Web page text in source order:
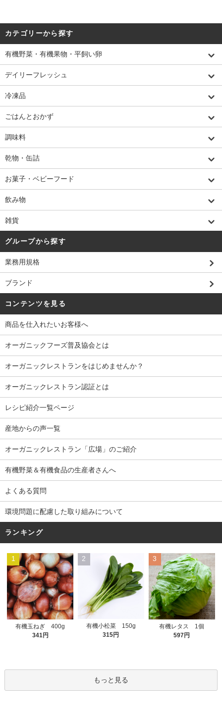
カテゴリーから探す
有機野菜・有機果物・平飼い卵
デイリーフレッシュ
冷凍品
ごはんとおかず
調味料
乾物・缶詰
お菓子・ベビーフード
飲み物
雑貨
グループから探す
業務用規格
ブランド
コンテンツを見る
商品を仕入れたいお客様へ
オーガニックフーズ普及協会とは
オーガニックレストランをはじめませんか？
オーガニックレストラン認証とは
レシピ紹介一覧ページ
産地からの声一覧
オーガニックレストラン「広場」のご紹介
有機野菜＆有機食品の生産者さんへ
よくある質問
環境問題に配慮した取り組みについて
ランキング
1
有機玉ねぎ 400g
341円
2
有機小松菜 150g
315円
3
有機レタス 1個
597円
もっと見る